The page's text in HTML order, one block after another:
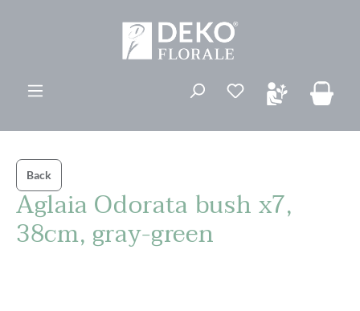
Du har 0
Back
Aglaia Odorata bush x7,
38cm, gray-green